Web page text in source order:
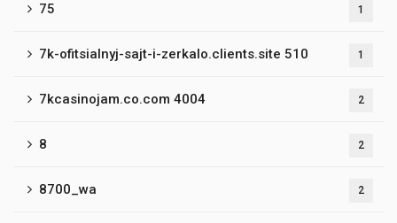
75 1
7k-ofitsialnyj-sajt-i-zerkalo.clients.site 510 1
7kcasinojam.co.com 4004 2
8 2
8700_wa 2